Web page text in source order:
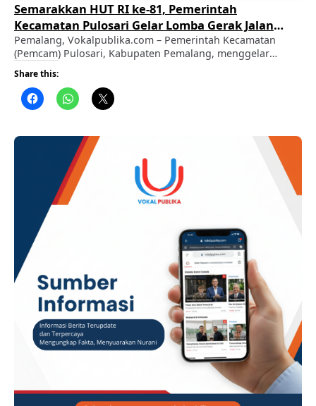
Semarakkan HUT RI ke-81, Pemerintah
Kecamatan Pulosari Gelar Lomba Gerak Jalan
Berhadiah Jutaan Rupiah
Pemalang, Vokalpublika.com – Pemerintah Kecamatan
(Pemcam) Pulosari, Kabupaten Pemalang, menggelar
Lomba Gerak Jalan dalam rangka menyemarakkan
Peringatan Hari Ulang Tahun (HUT) ke-81 Kemerdekaan
Republik Indonesia. Langkah ini menjadi wujud komitmen
Pemcam Pulosari dalam mempererat tali silaturahmi
elemen masyarakat. ADVERTISEMENT ​Camat Pulosari
menegaskan bahwa inisiasi kegiatan ini bertujuan untuk
membangkitkan …
Share this: